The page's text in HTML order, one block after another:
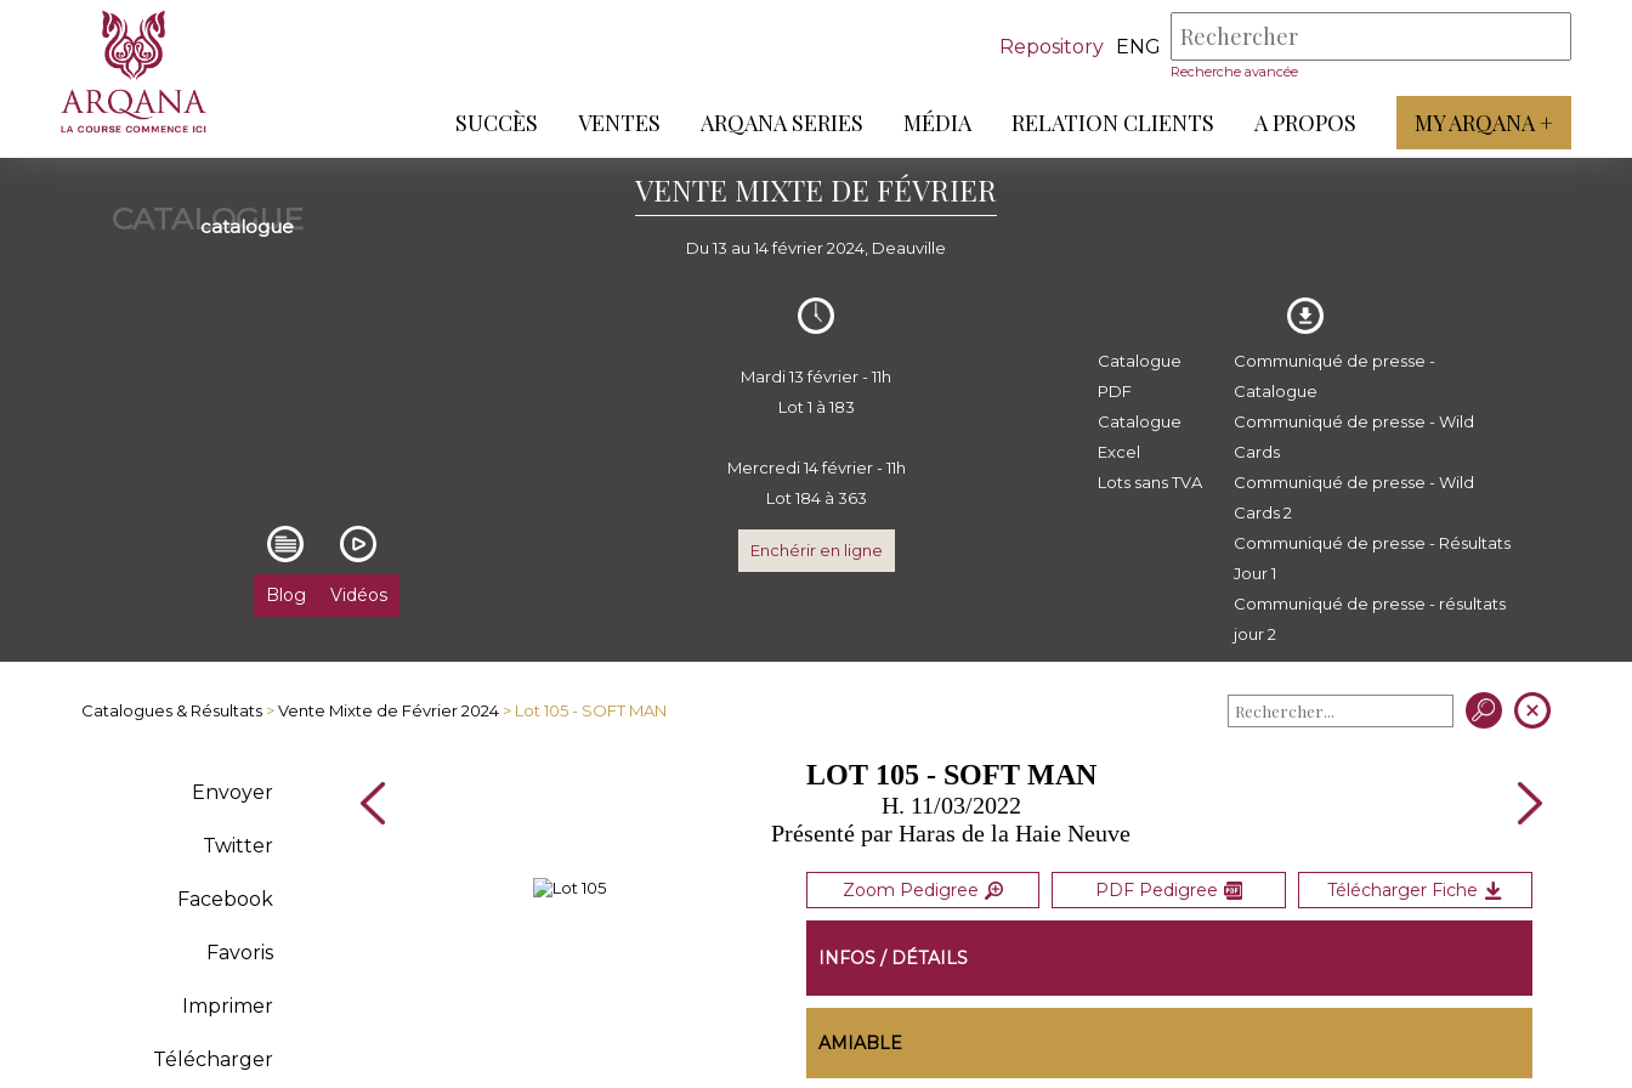
Repository ENG
Recherche avancée
SUCCÈS VENTES ARQANA SERIES MÉDIA RELATION CLIENTS A PROPOS MY ARQANA +
CATALOGUE
catalogue
VENTE MIXTE DE FÉVRIER
Du 13 au 14 février 2024, Deauville
Blog Vidéos
Mardi 13 février - 11h
Lot 1 à 183
Mercredi 14 février - 11h
Lot 184 à 363
Enchérir en ligne
Catalogue
PDF
Catalogue
Excel
Lots sans TVA
Communiqué de presse -
Catalogue
Communiqué de presse - Wild
Cards
Communiqué de presse - Wild
Cards 2
Communiqué de presse - Résultats
Jour 1
Communiqué de presse - résultats
jour 2
Catalogues & Résultats >Vente Mixte de Février 2024 > Lot 105 - SOFT MAN
Envoyer
Twitter
Facebook
Favoris
Imprimer
Télécharger
LOT 105 - SOFT MAN
H. 11/03/2022
Présenté par Haras de la Haie Neuve
Zoom Pedigree PDF Pedigree Télécharger Fiche
INFOS / DÉTAILS
AMIABLE